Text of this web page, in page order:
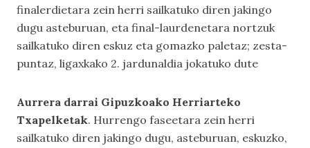
finalerdietara zein herri sailkatuko diren jakingo
dugu asteburuan, eta final-laurdenetara nortzuk
sailkatuko diren eskuz eta gomazko paletaz; zesta-
puntaz, ligaxkako 2. jardunaldia jokatuko dute
Aurrera darrai Gipuzkoako Herriarteko
Txapelketak. Hurrengo faseetara zein herri
sailkatuko diren jakingo dugu, asteburuan, eskuzko,